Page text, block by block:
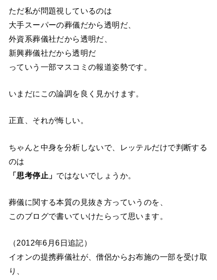
ただ私が問題視しているのは
大手スーパーの葬儀だから透明だ、
外資系葬儀社だから透明だ、
新興葬儀社だから透明だ
っていう一部マスコミの報道姿勢です。
いまだにこの論調を良く見かけます。
正直、それが悔しい。
ちゃんと中身を分析しないで、レッテルだけで判断する
のは
「思考停止」 ではないでしょうか。
葬儀に関する本質の見抜き方っていうのを、
このブログで書いていけたらって思います。
（2012年6月6日追記）
イオンの提携葬儀社が、僧侶からお布施の一部を受け取
り、